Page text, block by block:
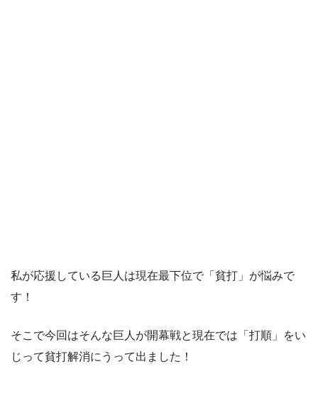
私が応援している巨人は現在最下位で「貧打」が悩みで
す！
そこで今回はそんな巨人が開幕戦と現在では「打順」をい
じって貧打解消にうって出ました！